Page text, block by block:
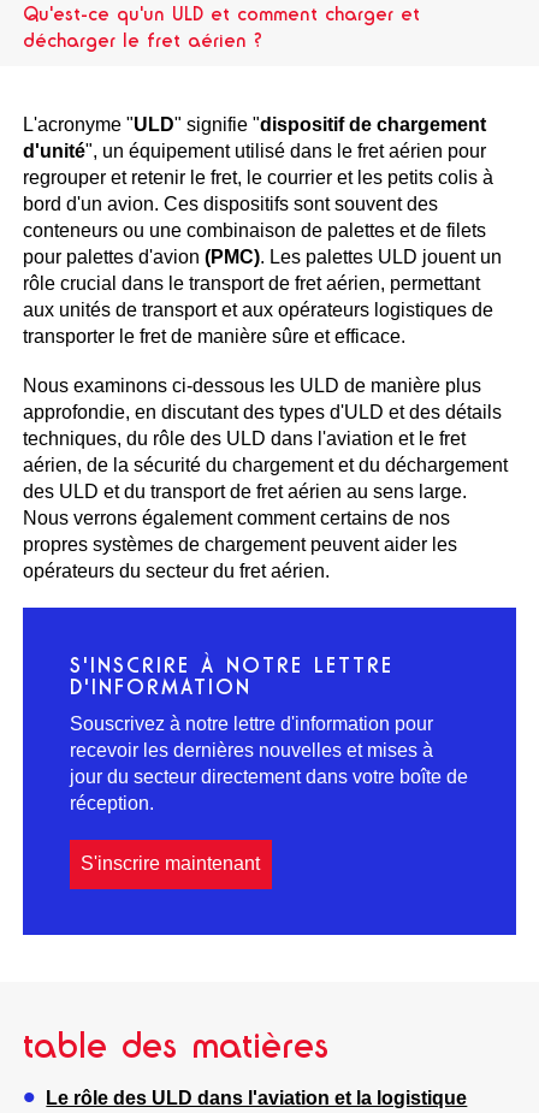
Qu'est-ce qu'un ULD et comment charger et
décharger le fret aérien ?
L'acronyme "ULD" signifie "dispositif de chargement
d'unité", un équipement utilisé dans le fret aérien pour
regrouper et retenir le fret, le courrier et les petits colis à
bord d'un avion. Ces dispositifs sont souvent des
conteneurs ou une combinaison de palettes et de filets
pour palettes d'avion(PMC). Les palettes ULD jouent un
rôle crucial dans le transport de fret aérien, permettant
aux unités de transport et aux opérateurs logistiques de
transporter le fret de manière sûre et efficace.
Nous examinons ci-dessous les ULD de manière plus
approfondie, en discutant des types d'ULD et des détails
techniques, du rôle des ULD dans l'aviation et le fret
aérien, de la sécurité du chargement et du déchargement
des ULD et du transport de fret aérien au sens large.
Nous verrons également comment certains de nos
propres systèmes de chargement peuvent aider les
opérateurs du secteur du fret aérien.
S'INSCRIRE À NOTRE LETTRE
D'INFORMATION
Souscrivez à notre lettre d'information pour
recevoir les dernières nouvelles et mises à
jour du secteur directement dans votre boîte de
réception.
S'inscrire maintenant
table des matières
Le rôle des ULD dans l'aviation et la logistique